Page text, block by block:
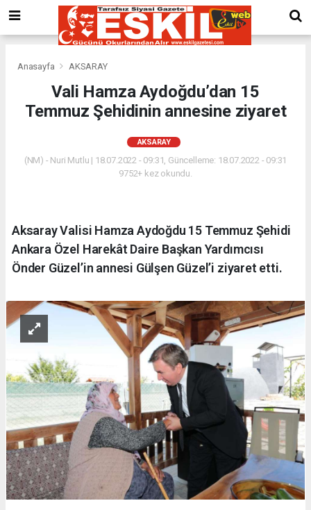
Anasayfa AKSARAY
Vali Hamza Aydoğdu’dan 15
Temmuz Şehidinin annesine ziyaret
AKSARAY
(NM) - Nuri Mutlu | 18.07.2022 - 09:31, Güncelleme: 18.07.2022 - 09:31
9752+ kez okundu.
Aksaray Valisi Hamza Aydoğdu 15 Temmuz Şehidi
Ankara Özel Harekât Daire Başkan Yardımcısı
Önder Güzel’in annesi Gülşen Güzel’i ziyaret etti.